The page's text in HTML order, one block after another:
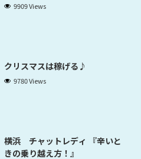
9909 Views
クリスマスは稼げる♪
9780 Views
横浜 チャットレディ 『辛いと
きの乗り越え方！』